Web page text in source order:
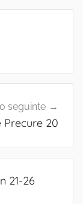
seguinte
Precure 20
21-26